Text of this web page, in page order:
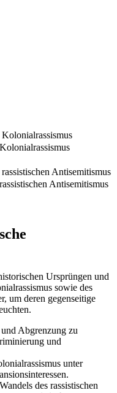
Antisemitismus
Antisemitismus
Ursprüngen und
sowie des
um deren gegenseitige
Abgrenzung zu
und
unter
des rassistischen